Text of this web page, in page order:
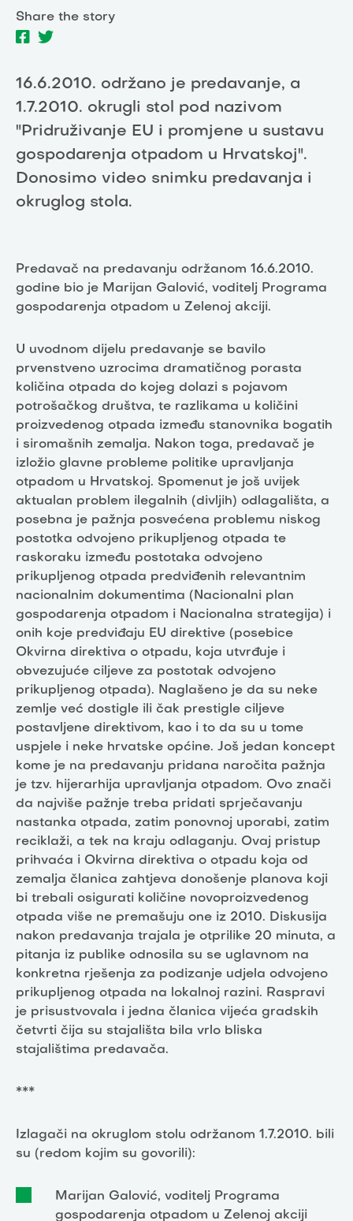
Share the story
16.6.2010. održano je predavanje, a
1.7.2010. okrugli stol pod nazivom
"Pridruživanje EU i promjene u sustavu
gospodarenja otpadom u Hrvatskoj".
Donosimo video snimku predavanja i
okruglog stola.
Predavač na predavanju održanom 16.6.2010.
godine bio je Marijan Galović, voditelj Programa
gospodarenja otpadom u Zelenoj akciji.
U uvodnom dijelu predavanje se bavilo
prvenstveno uzrocima dramatičnog porasta
količina otpada do kojeg dolazi s pojavom
potrošačkog društva, te razlikama u količini
proizvedenog otpada između stanovnika bogatih
i siromašnih zemalja. Nakon toga, predavač je
izložio glavne probleme politike upravljanja
otpadom u Hrvatskoj. Spomenut je još uvijek
aktualan problem ilegalnih (divljih) odlagališta, a
posebna je pažnja posvećena problemu niskog
postotka odvojeno prikupljenog otpada te
raskoraku između postotaka odvojeno
prikupljenog otpada predviđenih relevantnim
nacionalnim dokumentima (Nacionalni plan
gospodarenja otpadom i Nacionalna strategija) i
onih koje predviđaju EU direktive (posebice
Okvirna direktiva o otpadu, koja utvrđuje i
obvezujuće ciljeve za postotak odvojeno
prikupljenog otpada). Naglašeno je da su neke
zemlje već dostigle ili čak prestigle ciljeve
postavljene direktivom, kao i to da su u tome
uspjele i neke hrvatske općine. Još jedan koncept
kome je na predavanju pridana naročita pažnja
je tzv. hijerarhija upravljanja otpadom. Ovo znači
da najviše pažnje treba pridati sprječavanju
nastanka otpada, zatim ponovnoj uporabi, zatim
reciklaži, a tek na kraju odlaganju. Ovaj pristup
prihvaća i Okvirna direktiva o otpadu koja od
zemalja članica zahtjeva donošenje planova koji
bi trebali osigurati količine novoproizvedenog
otpada više ne premašuju one iz 2010. Diskusija
nakon predavanja trajala je otprilike 20 minuta, a
pitanja iz publike odnosila su se uglavnom na
konkretna rješenja za podizanje udjela odvojeno
prikupljenog otpada na lokalnoj razini. Raspravi
je prisustvovala i jedna članica vijeća gradskih
četvrti čija su stajališta bila vrlo bliska
stajalištima predavača.
***
Izlagači na okruglom stolu održanom 1.7.2010. bili
su (redom kojim su govorili):
Marijan Galović, voditelj Programa
gospodarenja otpadom u Zelenoj akciji